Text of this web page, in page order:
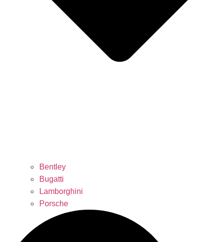
Bentley
Bugatti
Lamborghini
Porsche